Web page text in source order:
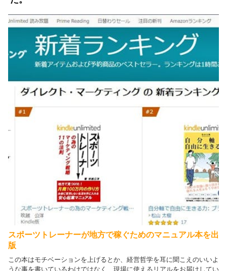
スポーツトレーナーが地方で稼ぐためのマニュアル本を出
版
この本はモチベーションを上げるとか、経営哲学を耳に聞こえのいいよ
うな事を書いているわけではなく、現場に使えるリアルをお届けしてい